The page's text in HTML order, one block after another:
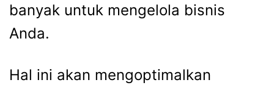
banyak untuk mengelola bisnis
Anda.
Hal ini akan mengoptimalkan